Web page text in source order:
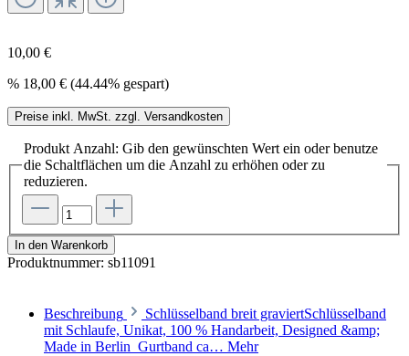
10,00 €
% 18,00 € (44.44% gespart)
Preise inkl. MwSt. zzgl. Versandkosten
Produkt Anzahl: Gib den gewünschten Wert ein oder benutze
die Schaltflächen um die Anzahl zu erhöhen oder zu
reduzieren.
In den Warenkorb
Produktnummer: sb11091
Beschreibung
Schlüsselband breit graviertSchlüsselband
mit Schlaufe, Unikat, 100 % Handarbeit, Designed &amp;
Made in Berlin Gurtband ca… Mehr